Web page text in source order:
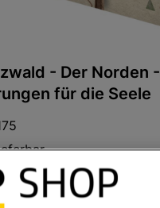
- Der Norden -
für die Seele
16,99 €*